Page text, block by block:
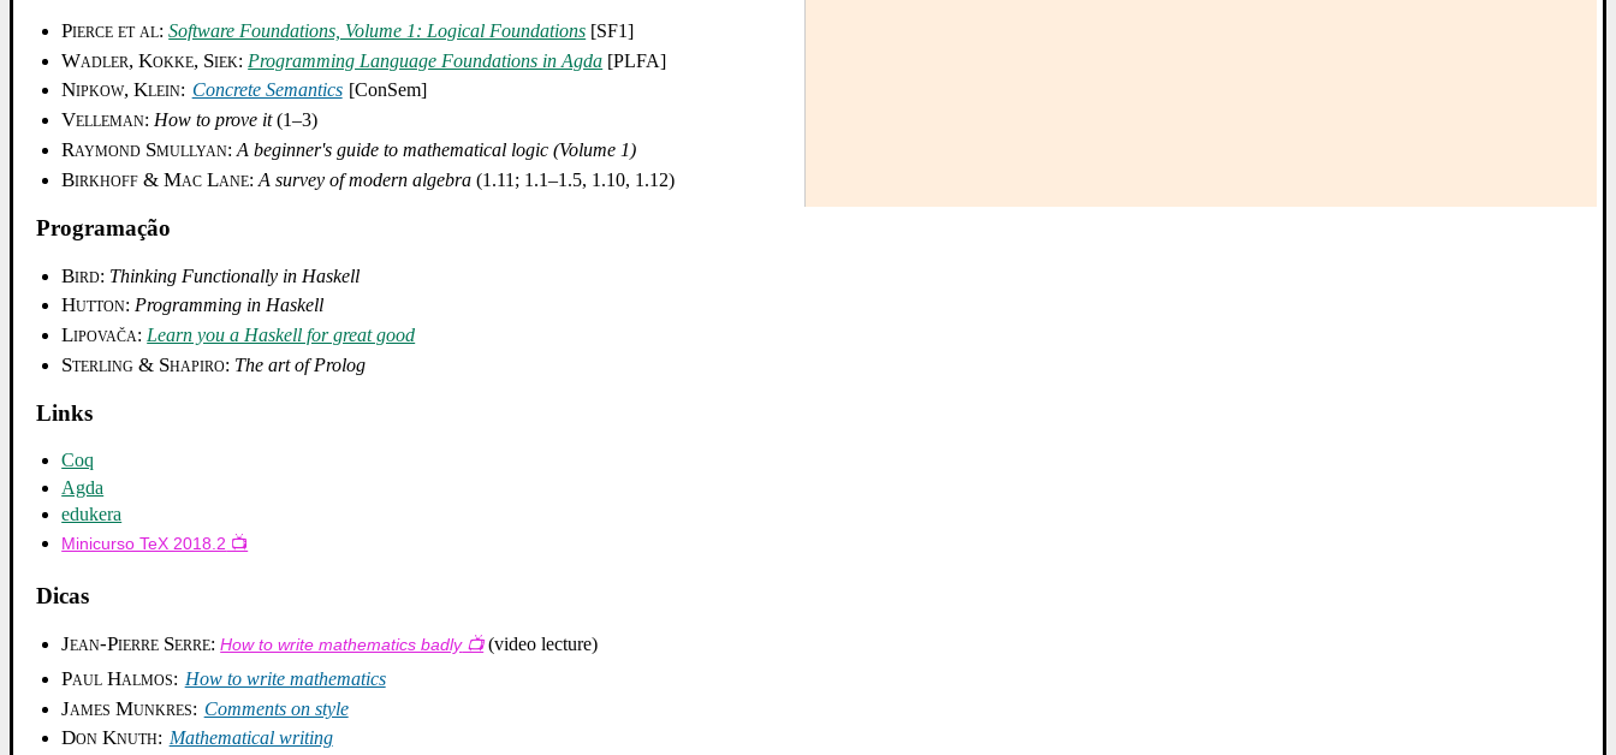
Pierce et al:Software Foundations, Volume 1: Logical Foundations [SF1]
Wadler, Kokke, Siek: Programming Language Foundations in Agda [PLFA]
Nipkow, Klein: Concrete Semantics [ConSem]
Velleman: How to prove it(1–3)
Raymond Smullyan:A beginner's guide to mathematical logic (Volume 1)
Birkhoff & Mac Lane:A survey of modern algebra (1.11; 1.1–1.5, 1.10, 1.12)
Programação
Bird: Thinking Functionally in Haskell
Hutton:Programming in Haskell
Lipovača: Learn you a Haskell for great good
Sterling & Shapiro: The art of Prolog
Links
Coq
Agda
edukera
Minicurso TeX 2018.2
Dicas
Jean-Pierre Serre:How to write mathematics badly (video lecture)
Paul Halmos: How to write mathematics
James Munkres: Comments on style
Don Knuth: Mathematical writing